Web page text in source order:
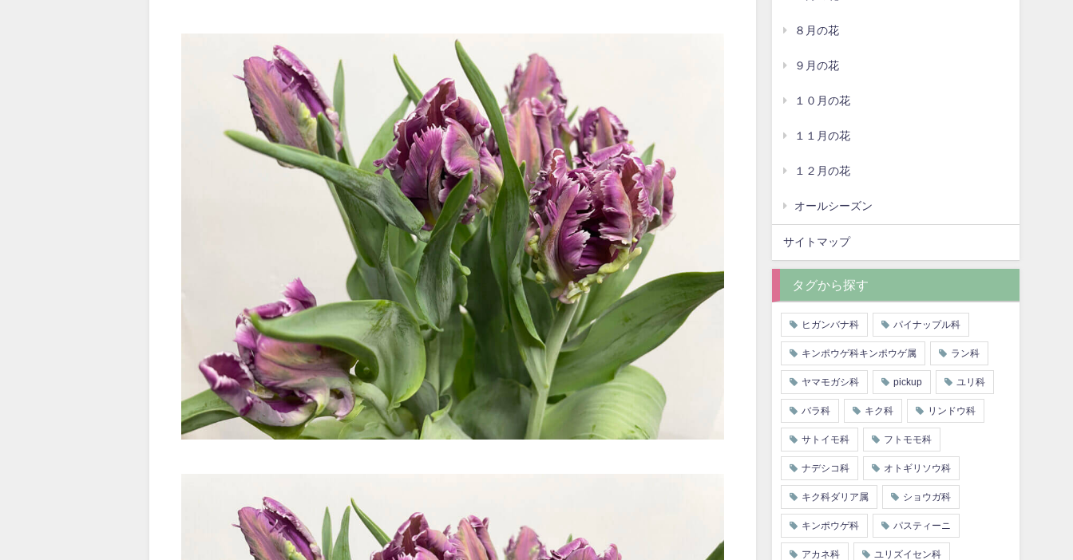
８月の花
９月の花
１０月の花
１１月の花
１２月の花
オールシーズン
サイトマップ
タグから探す
ヒガンバナ科 パイナップル科
キンポウゲ科キンポウゲ属 ラン科
ヤマモガシ科 pickup ユリ科
バラ科 キク科 リンドウ科
サトイモ科 フトモモ科
ナデシコ科 オトギリソウ科
キク科ダリア属 ショウガ科
キンポウゲ科 パスティーニ
アカネ科 ユリズイセン科